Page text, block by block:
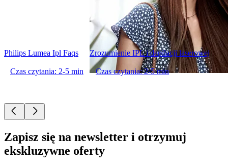
Philips Lumea Ipl Faqs
Czas czytania: 2-5 min
Zrozumienie IPL i depilacji laserowej
Czas czytania: 2-5 min
Zapisz się na newsletter i otrzymuj
ekskluzywne oferty